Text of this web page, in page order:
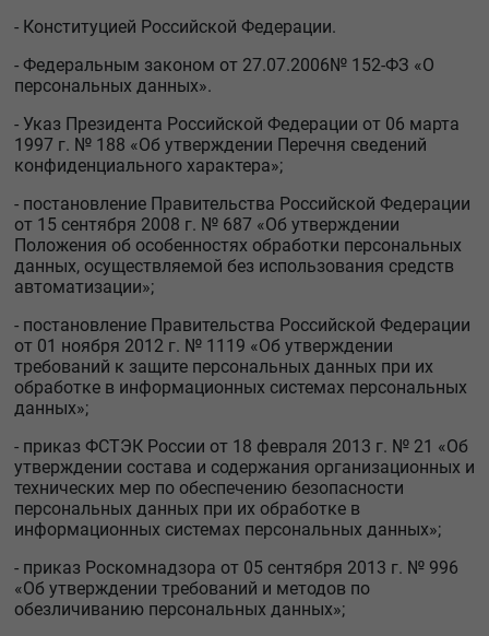
- Конституцией Российской Федерации.
- Федеральным законом от 27.07.2006№ 152-ФЗ «О
персональных данных».
- Указ Президента Российской Федерации от 06 марта
1997 г. № 188 «Об утверждении Перечня сведений
конфиденциального характера»;
- постановление Правительства Российской Федерации
от 15 сентября 2008 г. № 687 «Об утверждении
Положения об особенностях обработки персональных
данных, осуществляемой без использования средств
автоматизации»;
- постановление Правительства Российской Федерации
от 01 ноября 2012 г. № 1119 «Об утверждении
требований к защите персональных данных при их
обработке в информационных системах персональных
данных»;
- приказ ФСТЭК России от 18 февраля 2013 г. № 21 «Об
утверждении состава и содержания организационных и
технических мер по обеспечению безопасности
персональных данных при их обработке в
информационных системах персональных данных»;
- приказ Роскомнадзора от 05 сентября 2013 г. № 996
«Об утверждении требований и методов по
обезличиванию персональных данных»;